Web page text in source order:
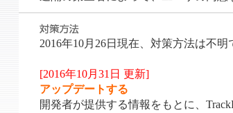
2016年10月26日現在、対策方法は不明
[2016年10月31日 更新]
アップデートする
開発者が提供する情報をもとに、